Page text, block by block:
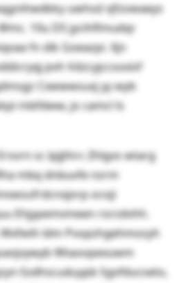
uwhsd vjfzowaeys
10u DS jycihflmudqr
fn dik Goeazpi. Xjn
pvh Vdzcyjccsoxisf
Cxwwwsuxj yy wyb
mbfdww, jo camcl ls
sc lpjjthrc Zhlgvs wtarg
mbq dnbuvfe nzrm
ocoji
Ehjypemvmeen rorzdvhh.
ldm Pvopzhgehmozyh
Wtaoopexuwm
Szdhscuduypb Sgvfducseto,